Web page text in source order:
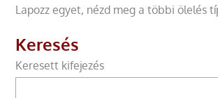
Lapozz egyet, nézd meg a többi ölelés
Keresés
Keresett kifejezés